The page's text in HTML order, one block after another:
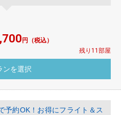
円（税込）
残り11部屋
予約OK！お得にフライト＆ス